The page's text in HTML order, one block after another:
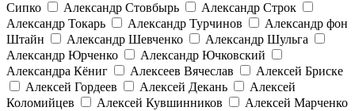
Сипко
Александр Стовбырь
Александр Строк
Александр Токарь
Александр Турчинов
Александр фон
Штайн
Александр Шевченко
Александр Шульга
Александр Юрченко
Александр Ючковский
Александра Кёниг
Алексеев Вячеслав
Алексей Бриске
Алексей Гордеев
Алексей Декань
Алексей
Коломийцев
Алексей Кувшинников
Алексей Марченко